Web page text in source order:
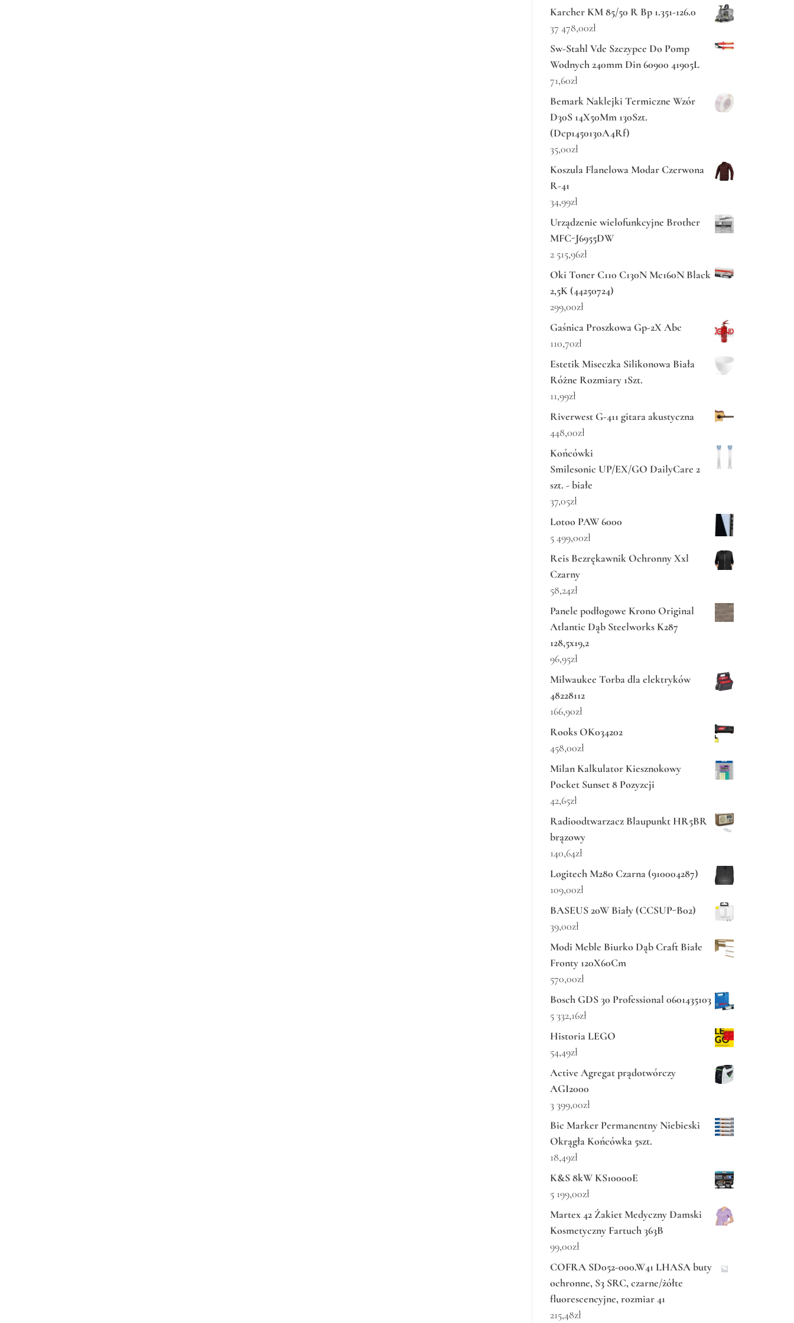
Karcher KM 85/50 R Bp 1.351-126.0
37 478,00zł
Sw-Stahl Vde Szczypce Do Pomp
Wodnych 240mm Din 60900 41905L
71,60zł
Bemark Naklejki Termiczne Wzór
D30S 14X50Mm 130Szt.
(Dcp1450130A4Rf)
35,00zł
Koszula Flanelowa Modar Czerwona
R-41
34,99zł
Urządzenie wielofunkcyjne Brother
MFC-J6955DW
2 515,96zł
Oki Toner C110 C130N Mc160N Black
2,5K (44250724)
299,00zł
Gaśnica Proszkowa Gp-2X Abc
110,70zł
Estetik Miseczka Silikonowa Biała
Różne Rozmiary 1Szt.
11,99zł
Riverwest G-411 gitara akustyczna
448,00zł
Końcówki
Smilesonic UP/EX/GO DailyCare 2
szt. - białe
37,05zł
Lotoo PAW 6000
5 499,00zł
Reis Bezrękawnik Ochronny Xxl
Czarny
58,24zł
Panele podłogowe Krono Original
Atlantic Dąb Steelworks K287
128,5x19,2
96,95zł
Milwaukee Torba dla elektryków
48228112
166,90zł
Rooks OK034202
458,00zł
Milan Kalkulator Kiesznokowy
Pocket Sunset 8 Pozyzcji
42,65zł
Radioodtwarzacz Blaupunkt HR5BR
brązowy
140,64zł
Logitech M280 Czarna (910004287)
109,00zł
BASEUS 20W Biały (CCSUP-B02)
39,00zł
Modi Meble Biurko Dąb Craft Białe
Fronty 120X60Cm
570,00zł
Bosch GDS 30 Professional 0601435103
5 332,16zł
Historia LEGO
54,49zł
Active Agregat prądotwórczy
AGI2000
3 399,00zł
Bic Marker Permanentny Niebieski
Okrągła Końcówka 5szt.
18,49zł
K&S 8kW KS10000E
5 199,00zł
Martex 42 Żakiet Medyczny Damski
Kosmetyczny Fartuch 363B
99,00zł
COFRA SD052-000.W41 LHASA buty
ochronne, S3 SRC, czarne/żółte
fluorescencyjne, rozmiar 41
215,48zł